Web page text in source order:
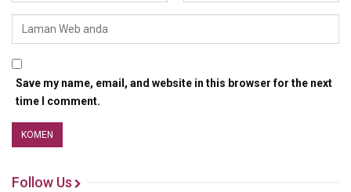
Save my name, email, and website in this browser for the next
time I comment.
Follow Us